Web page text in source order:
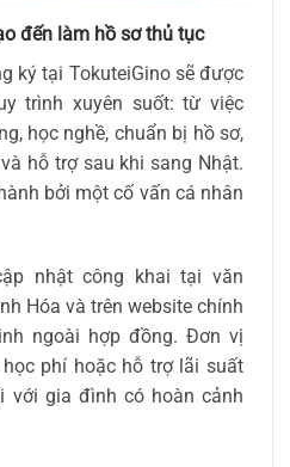
đến làm hồ sơ thủ tục
ký tại TokuteiGino sẽ được
trình xuyên suốt: từ việc
học nghề, chuẩn bị hồ sơ,
hỗ trợ sau khi sang Nhật.
bởi một cố vấn cá nhân
nhật công khai tại văn
Hóa và trên website chính
ngoài hợp đồng. Đơn vị
phí hoặc hỗ trợ lãi suất
với gia đình có hoàn cảnh